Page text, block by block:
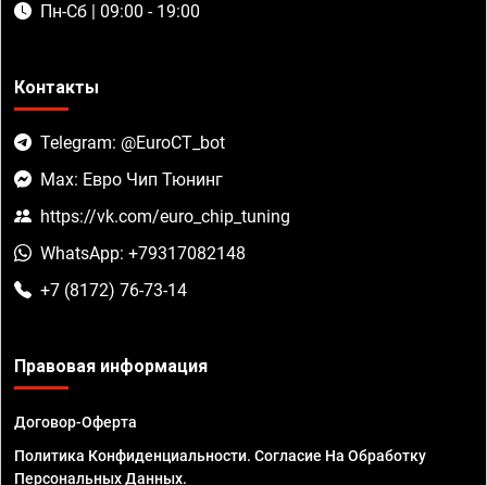
Пн-Сб | 09:00 - 19:00
Контакты
Telegram: @EuroCT_bot
Max: Евро Чип Тюнинг
https://vk.com/euro_chip_tuning
WhatsApp: +79317082148
+7 (8172) 76-73-14
Правовая информация
Договор-Оферта
Политика Конфиденциальности. Согласие На Обработку
Персональных Данных.